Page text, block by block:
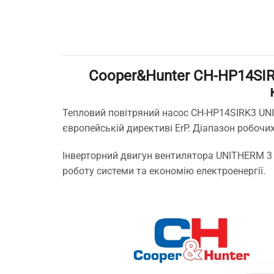
ще
Cooper&Hunter CH-
Тепловий повітряний насос CH-HP14SIRK3
європейській директиві ErP. Діапазон
Інверторний двигун вентилятора
роботу системи та економію електроенергії.